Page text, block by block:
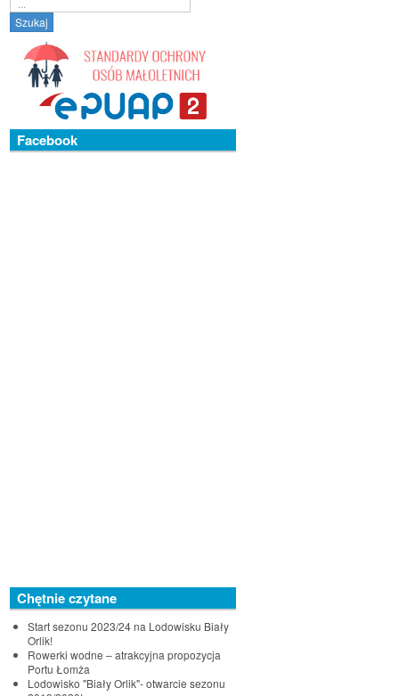
Szukaj
Facebook
Chętnie czytane
Start sezonu 2023/24 na Lodowisku Biały
Orlik!
Rowerki wodne – atrakcyjna propozycja
Portu Łomża
Lodowisko "Biały Orlik"- otwarcie sezonu